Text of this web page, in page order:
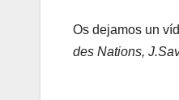
Os dejamos un
des Nations,